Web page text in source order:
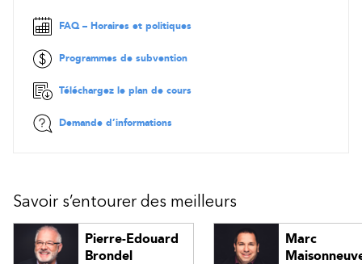
Introduction
Exécuter des commandes*
Obtenir de l’aide*
Affichage du document et personnalisation de l’espace de
travail
Afficher et masquer des outils de travail flottants
Panoramique et zoom
Taille et position
FAQ – Horaires et politiques
Programmes de subvention
Téléchargez le plan de cours
Demande d’informations
Savoir s’entourer des meilleurs
Pierre-Edouard
Brondel
Marc